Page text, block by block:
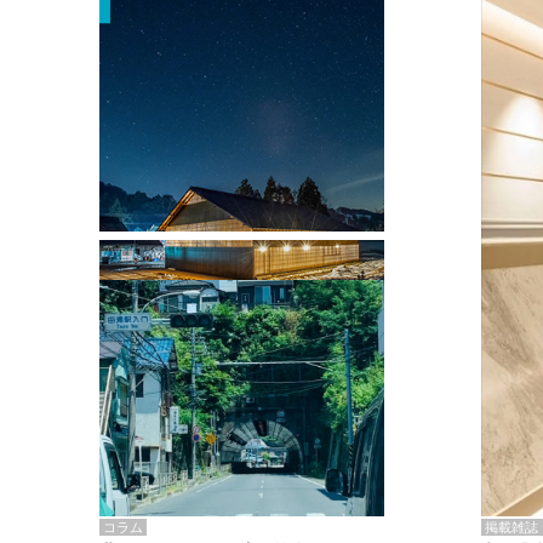
掲載雑誌
掲載雑誌・書籍
『街歩き研修「アールデコとモダニズ
ム、和風バロック」』のレポート記事が
掲載
コラム